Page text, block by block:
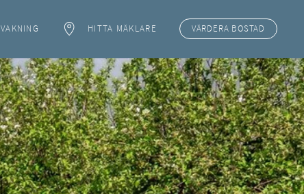
HITTA MÄKLARE VÄRDERA BOSTAD